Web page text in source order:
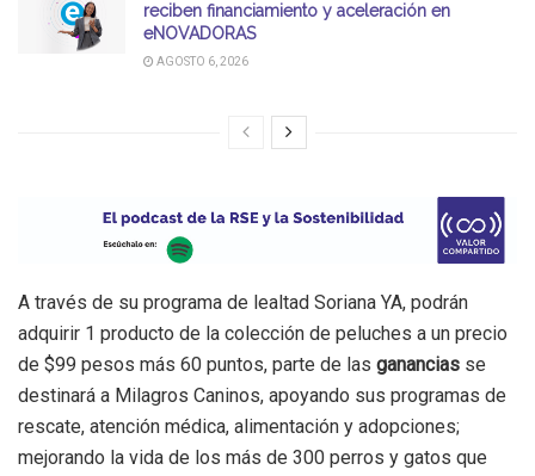
reciben financiamiento y aceleración en
eNOVADORAS
AGOSTO 6, 2026
A través de su programa de lealtad Soriana YA, podrán
adquirir 1 producto de la colección de peluches a un precio
de $99 pesos más 60 puntos, parte de las ganancias se
destinará a Milagros Caninos, apoyando sus programas de
rescate, atención médica, alimentación y adopciones;
mejorando la vida de los más de 300 perros y gatos que